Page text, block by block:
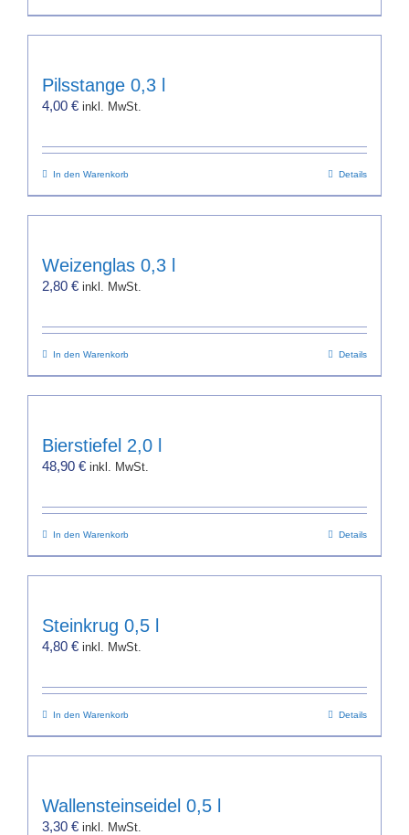
Pilsstange 0,3 l
4,00 € inkl. MwSt.
In den Warenkorb Details
Weizenglas 0,3 l
2,80 € inkl. MwSt.
In den Warenkorb Details
Bierstiefel 2,0 l
48,90 € inkl. MwSt.
In den Warenkorb Details
Steinkrug 0,5 l
4,80 € inkl. MwSt.
In den Warenkorb Details
Wallensteinseidel 0,5 l
3,30 € inkl. MwSt.